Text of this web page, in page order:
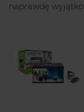
naprawdę